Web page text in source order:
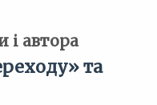
і автора
та